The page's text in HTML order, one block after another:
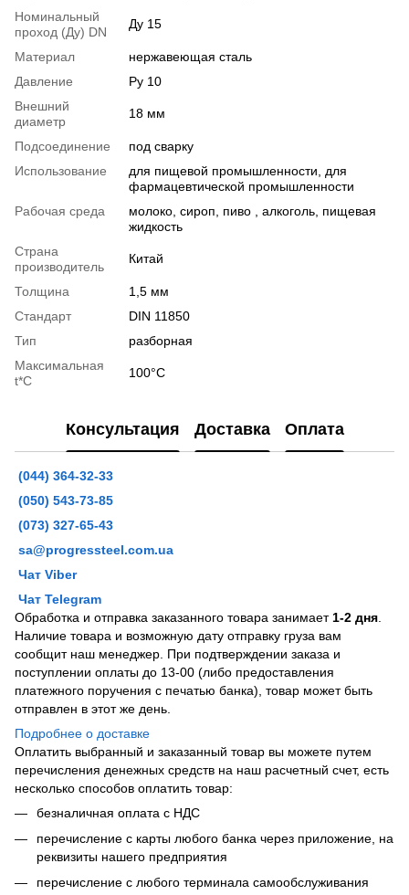
Номинальный
проход (Ду) DN
Ду 15
Материал
нержавеющая сталь
Давление
Ру 10
Внешний
диаметр
18 мм
Подсоединение
под сварку
Использование
для пищевой промышленности, для
фармацевтической промышленности
Рабочая среда
молоко, сироп, пиво , алкоголь, пищевая
жидкость
Страна
производитель
Китай
Толщина
1,5 мм
Стандарт
DIN 11850
Тип
разборная
Максимальная
t*C
100°С
Консультация Доставка Оплата
(044) 364-32-33
(050) 543-73-85
(073) 327-65-43
sa@progressteel.com.ua
Чат Viber
Чат Telegram
Обработка и отправка заказанного товара занимает 1-2 дня
Наличие товара и возможную дату отправку груза вам
сообщит наш менеджер. При подтверждении заказа и
поступлении оплаты до 13-00 (либо предоставления
платежного поручения с печатью банка), товар может быть
отправлен в этот же день.
Подробнее о доставке
Оплатить выбранный и заказанный товар вы можете путем
перечисления денежных средств на наш расчетный счет, есть
несколько способов оплатить товар:
безналичная оплата с НДС
перечисление с карты любого банка через приложение, на
реквизиты нашего предприятия
перечисление с любого терминала самообслуживания